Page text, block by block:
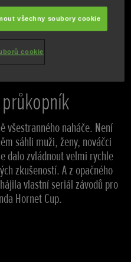
SE K ODBĚRU NOVINEK
všestranného naháče. Není
sáhli muži, ženy, nováčci
dalo zvládnout velmi rychle
zkušeností. A z opačného
vlastní seriál závodů pro
Hornet Cup.
všechny soubory cookie
cookie